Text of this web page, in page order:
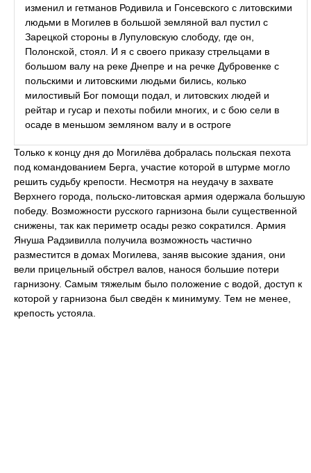
изменил и гетманов Родивила и Гонсевского с литовскими
людьми в Могилев в большой земляной вал пустил с
Зарецкой стороны в Лупуловскую слободу, где он,
Полонской, стоял. И я с своего приказу стрельцами в
большом валу на реке Днепре и на речке Дубровенке с
польскими и литовскими людьми бились, колько
милостивый Бог помощи подал, и литовских людей и
рейтар и гусар и пехоты побили многих, и с бою сели в
осаде в меньшом земляном валу и в остроге
Только к концу дня до Могилёва добралась польская пехота
под командованием Берга, участие которой в штурме могло
решить судьбу крепости. Несмотря на неудачу в захвате
Верхнего города, польско-литовская армия одержала большую
победу. Возможности русского гарнизона были существенной
снижены, так как периметр осады резко сократился. Армия
Януша Радзивилла получила возможность частично
разместится в домах Могилева, заняв высокие здания, они
вели прицельный обстрел валов, нанося большие потери
гарнизону. Самым тяжелым было положение с водой, доступ к
которой у гарнизона был сведён к минимуму. Тем не менее,
крепость устояла.